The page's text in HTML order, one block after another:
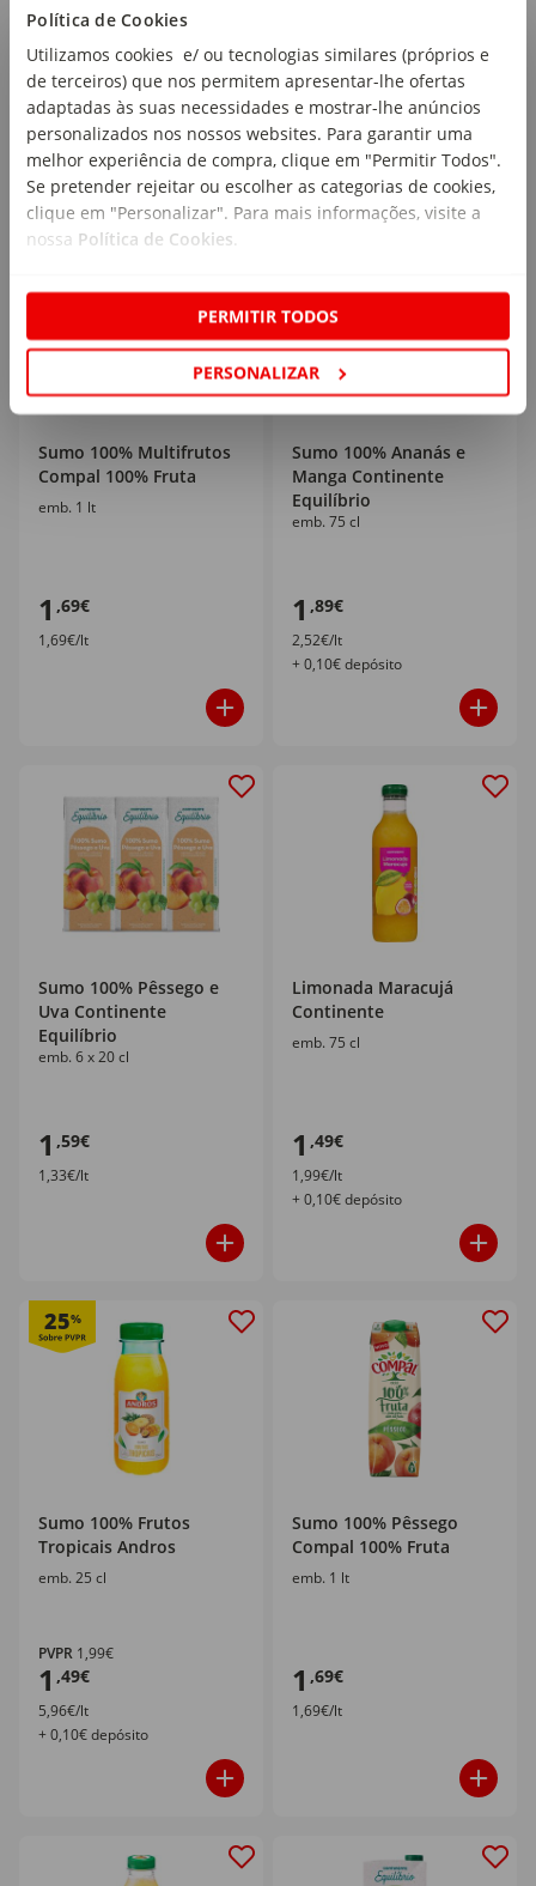
Política de Cookies
Utilizamos cookies e/ ou tecnologias similares (próprios e
de terceiros) que nos permitem apresentar-lhe ofertas
adaptadas às suas necessidades e mostrar-lhe anúncios
personalizados nos nossos websites. Para garantir uma
melhor experiência de compra, clique em "Permitir Todos".
Se pretender rejeitar ou escolher as categorias de cookies,
clique em "Personalizar". Para mais informações, visite a
nossa Política de Cookies.
PERMITIR TODOS
PERSONALIZAR
1
1,69€/lt
1
1,99€/lt
+ 0,10€ depósito
Sumo 100% Multifrutos
Compal 100% Fruta
emb. 1 lt
1 ,69€
1,69€/lt
Sumo 100% Ananás e
Manga Continente
Equilíbrio
emb. 75 cl
1 ,89€
2,52€/lt
+ 0,10€ depósito
Sumo 100% Pêssego e
Uva Continente
Equilíbrio
emb. 6 x 20 cl
1 ,59€
1,33€/lt
Limonada Maracujá
Continente
emb. 75 cl
1 ,49€
1,99€/lt
+ 0,10€ depósito
25%
Sumo 100% Frutos
Tropicais Andros
emb. 25 cl
PVPR 1,99€
1 ,49€
5,96€/lt
+ 0,10€ depósito
Sumo 100% Pêssego
Compal 100% Fruta
emb. 1 lt
1 ,69€
1,69€/lt